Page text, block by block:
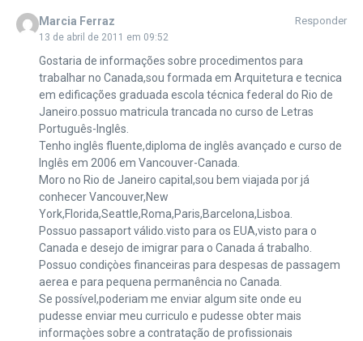
Marcia Ferraz
13 de abril de 2011 em 09:52
Responder
Gostaria de informações sobre procedimentos para
trabalhar no Canada,sou formada em Arquitetura e tecnica
em edificações graduada escola técnica federal do Rio de
Janeiro.possuo matricula trancada no curso de Letras
Português-Inglês.
Tenho inglês fluente,diploma de inglês avançado e curso de
Inglês em 2006 em Vancouver-Canada.
Moro no Rio de Janeiro capital,sou bem viajada por já
conhecer Vancouver,New
York,Florida,Seattle,Roma,Paris,Barcelona,Lisboa.
Possuo passaport válido.visto para os EUA,visto para o
Canada e desejo de imigrar para o Canada á trabalho.
Possuo condiçòes financeiras para despesas de passagem
aerea e para pequena permanência no Canada.
Se possível,poderiam me enviar algum site onde eu
pudesse enviar meu curriculo e pudesse obter mais
informaçòes sobre a contratação de profissionais